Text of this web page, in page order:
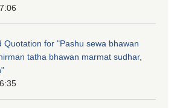
Quotation for "Pashu sewa bhawan
tatha bhawan marmat sudhar,